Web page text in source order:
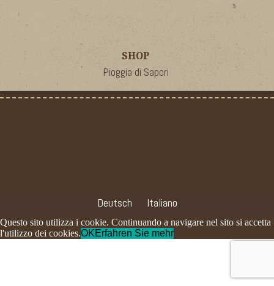
SHOP
Pioggia di Sapori
Deutsch Italiano
Questo sito utilizza i cookie. Continuando a navigare nel sito si accetta
l'utilizzo dei cookies.OKErfahren Sie mehr